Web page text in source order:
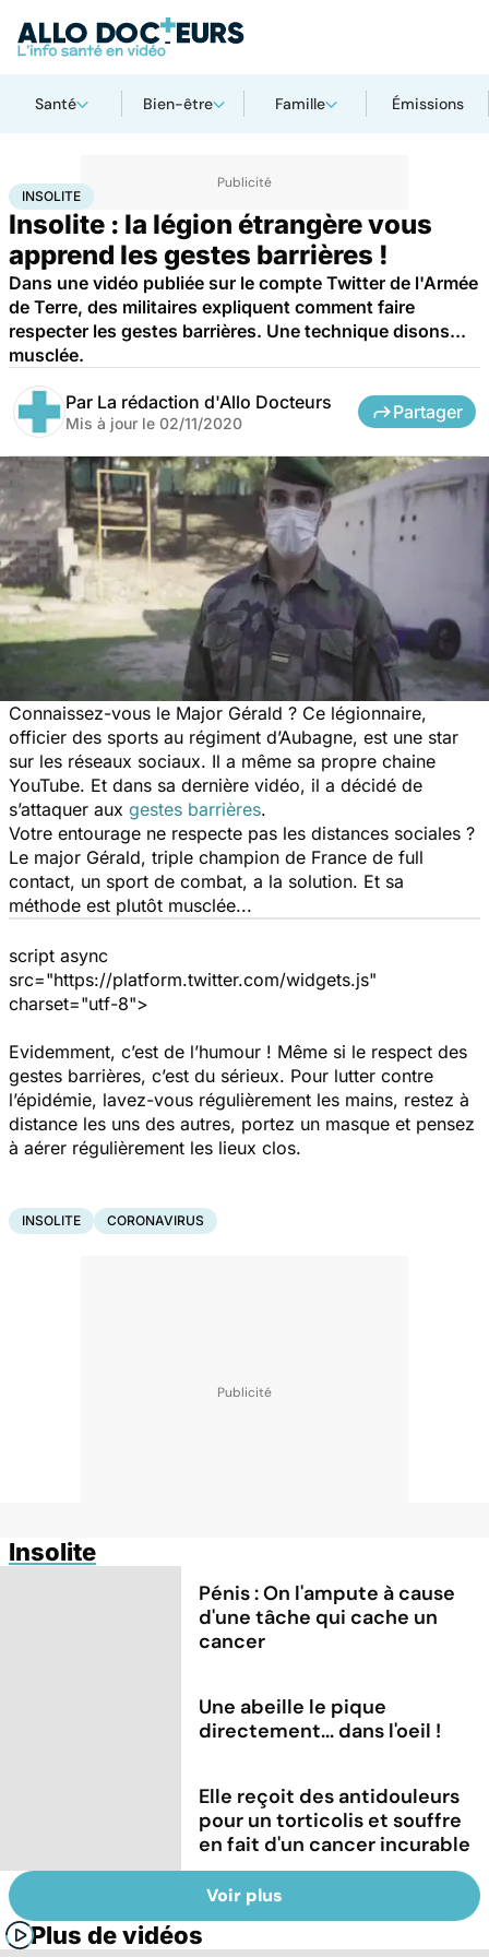
Santé Bien-être Famille Émissions
AccueilSanté
INSOLITE
Insolite : la légion étrangère vous
apprend les gestes barrières !
Dans une vidéo publiée sur le compte Twitter de l'Armée
de Terre, des militaires expliquent comment faire
respecter les gestes barrières. Une technique disons...
musclée.
Par La rédaction d'Allo Docteurs
Mis à jour le 02/11/2020
Partager
Connaissez-vous le Major Gérald ? Ce légionnaire,
officier des sports au régiment d’Aubagne, est une star
sur les réseaux sociaux. Il a même sa propre chaine
YouTube. Et dans sa dernière vidéo, il a décidé de
s’attaquer aux gestes barrières.
Votre entourage ne respecte pas les distances sociales ?
Le major Gérald, triple champion de France de full
contact, un sport de combat, a la solution. Et sa
méthode est plutôt musclée...
script async
src="https://platform.twitter.com/widgets.js"
charset="utf-8">
Evidemment, c’est de l’humour ! Même si le respect des
gestes barrières, c’est du sérieux. Pour lutter contre
l’épidémie, lavez-vous régulièrement les mains, restez à
distance les uns des autres, portez un masque et pensez
à aérer régulièrement les lieux clos.
INSOLITE CORONAVIRUS
Insolite
Pénis : On l'ampute à cause
d'une tâche qui cache un
cancer
Une abeille le pique
directement... dans l'oeil !
Elle reçoit des antidouleurs
pour un torticolis et souffre
en fait d'un cancer incurable
Voir plus
Plus de vidéos